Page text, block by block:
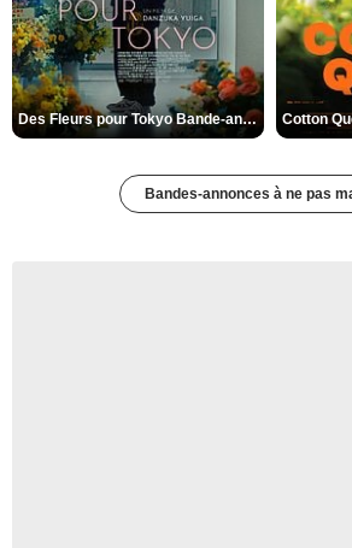
Des Fleurs pour Tokyo Bande-annonce VO STFR
Bandes-annonces à ne pas